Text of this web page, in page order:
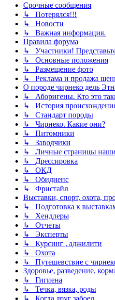
Срочные сообщения
↳ Потерялся!!!
↳ Новости
↳ Важная информация.
Правила форума
↳ Участники!
↳ Основные положения
↳ Размещение фото
↳ Реклама и продажа
О породе чирнеко дель
↳ Аборигены. Кто это
↳ История
↳ Стандарт породы
↳ Чирнеко. Какие они?
↳ Питомники
↳ Заводчики
↳ Личные страницы
↳ Дрессировка
↳ ОКД
↳ Обидиенс
↳ Фристайл
Выставки, спорт, охота,
↳ Подготовка к
↳ Хендлеры
↳ Отчеты
↳ Эксперты
↳ Курсинг , аджилити
↳ Охота
↳ Путешевствие с
Здоровье, разведение,
↳ Гигиена
↳ Течка, вязка, роды
↳ Когда друг забоел